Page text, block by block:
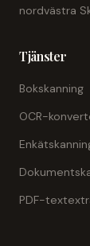
nordvästra
Tjänster
Bokskanning
OCR-
PDF-